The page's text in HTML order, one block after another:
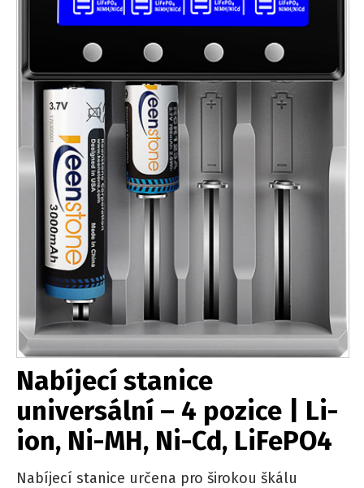
Nabíjecí stanice
universální – 4 pozice | Li-
ion, Ni-MH, Ni-Cd, LiFePO4
Nabíjecí stanice určena pro širokou škálu